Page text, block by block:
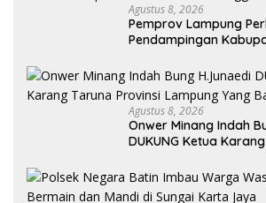
Agustus 8, 2026
Pemprov Lampung
Pendampingan
Agustus 8, 2026
Onwer Minang Indah
DUKUNG Ketua Karang Taruna Provinsi